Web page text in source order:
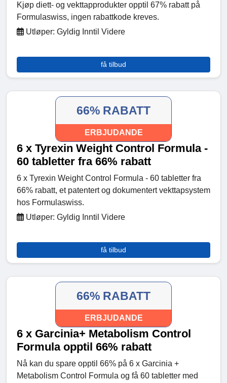
Kjøp diett- og vekttapprodukter opptil 67% rabatt på
Formulaswiss, ingen rabattkode kreves.
Utløper: Gyldig Inntil Videre
få tilbud
66% RABATT
ERBJUDANDE
6 x Tyrexin Weight Control Formula -
60 tabletter fra 66% rabatt
6 x Tyrexin Weight Control Formula - 60 tabletter fra
66% rabatt, et patentert og dokumentert vekttapsystem
hos Formulaswiss.
Utløper: Gyldig Inntil Videre
få tilbud
66% RABATT
ERBJUDANDE
6 x Garcinia+ Metabolism Control
Formula opptil 66% rabatt
Nå kan du spare opptil 66% på 6 x Garcinia +
Metabolism Control Formula og få 60 tabletter med